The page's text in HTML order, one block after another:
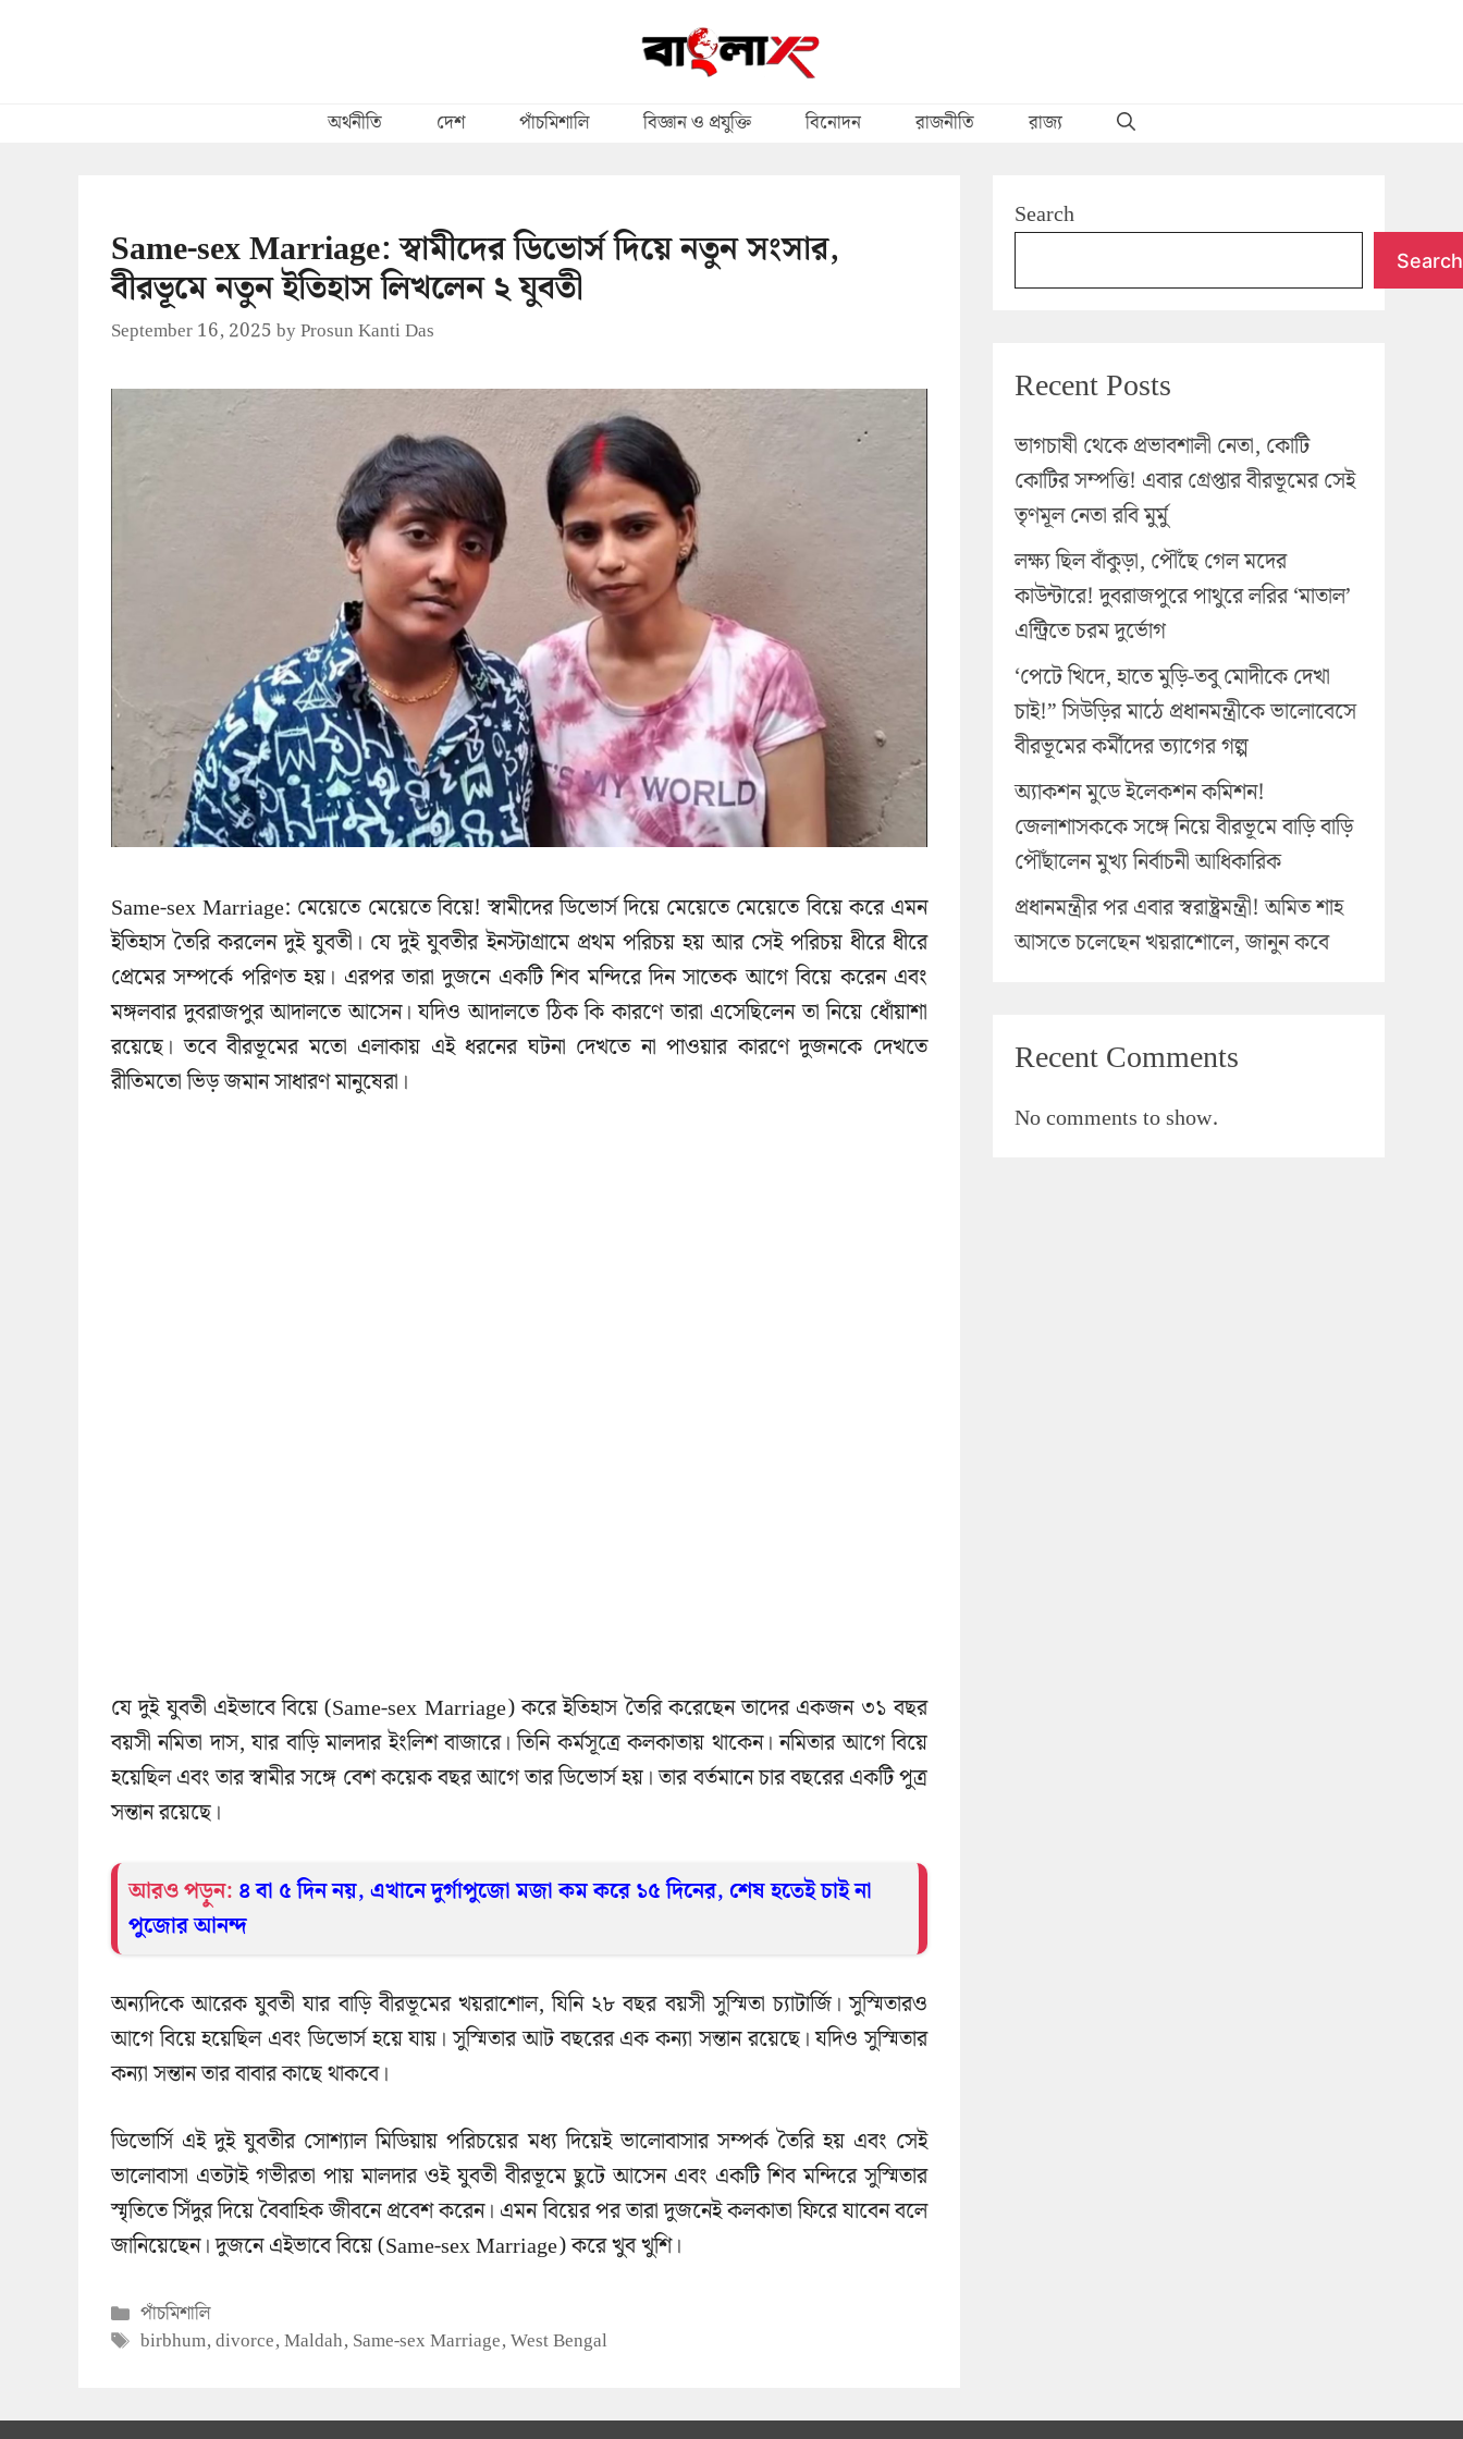
অর্থনীতি দেশ পাঁচমিশালি বিজ্ঞান ও প্রযুক্তি বিনোদন রাজনীতি রাজ্য
Same-sex Marriage: স্বামীদের ডিভোর্স দিয়ে নতুন সংসার,
বীরভূমে নতুন ইতিহাস লিখলেন ২ যুবতী
September 16, 2025byProsun Kanti Das
Same-sex Marriage: মেয়েতে মেয়েতে বিয়ে! স্বামীদের ডিভোর্স দিয়ে মেয়েতে মেয়েতে বিয়ে করে এমন
ইতিহাস তৈরি করলেন দুই যুবতী। যে দুই যুবতীর ইনস্টাগ্রামে প্রথম পরিচয় হয় আর সেই পরিচয় ধীরে ধীরে
প্রেমের সম্পর্কে পরিণত হয়। এরপর তারা দুজনে একটি শিব মন্দিরে দিন সাতেক আগে বিয়ে করেন এবং
মঙ্গলবার দুবরাজপুর আদালতে আসেন। যদিও আদালতে ঠিক কি কারণে তারা এসেছিলেন তা নিয়ে ধোঁয়াশা
রয়েছে। তবে বীরভূমের মতো এলাকায় এই ধরনের ঘটনা দেখতে না পাওয়ার কারণে দুজনকে দেখতে
রীতিমতো ভিড় জমান সাধারণ মানুষেরা।
যে দুই যুবতী এইভাবে বিয়ে (Same-sex Marriage) করে ইতিহাস তৈরি করেছেন তাদের একজন ৩১ বছর
বয়সী নমিতা দাস, যার বাড়ি মালদার ইংলিশ বাজারে। তিনি কর্মসূত্রে কলকাতায় থাকেন। নমিতার আগে বিয়ে
হয়েছিল এবং তার স্বামীর সঙ্গে বেশ কয়েক বছর আগে তার ডিভোর্স হয়। তার বর্তমানে চার বছরের একটি পুত্র
সন্তান রয়েছে।
আরও পড়ুন: ৪ বা ৫ দিন নয়, এখানে দুর্গাপুজো মজা কম করে ১৫ দিনের, শেষ হতেই চাই না
পুজোর আনন্দ
অন্যদিকে আরেক যুবতী যার বাড়ি বীরভূমের খয়রাশোল, যিনি ২৮ বছর বয়সী সুস্মিতা চ্যাটার্জি। সুস্মিতারও
আগে বিয়ে হয়েছিল এবং ডিভোর্স হয়ে যায়। সুস্মিতার আট বছরের এক কন্যা সন্তান রয়েছে। যদিও সুস্মিতার
কন্যা সন্তান তার বাবার কাছে থাকবে।
ডিভোর্সি এই দুই যুবতীর সোশ্যাল মিডিয়ায় পরিচয়ের মধ্য দিয়েই ভালোবাসার সম্পর্ক তৈরি হয় এবং সেই
ভালোবাসা এতটাই গভীরতা পায় মালদার ওই যুবতী বীরভূমে ছুটে আসেন এবং একটি শিব মন্দিরে সুস্মিতার
স্মৃতিতে সিঁদুর দিয়ে বৈবাহিক জীবনে প্রবেশ করেন। এমন বিয়ের পর তারা দুজনেই কলকাতা ফিরে যাবেন বলে
জানিয়েছেন। দুজনে এইভাবে বিয়ে (Same-sex Marriage) করে খুব খুশি।
Categories
পাঁচমিশালি
Tags
birbhum,divorce,Maldah,Same-sex Marriage,West Bengal
Search
Search
Recent Posts
ভাগচাষী থেকে প্রভাবশালী নেতা, কোটি
কোটির সম্পত্তি! এবার গ্রেপ্তার বীরভূমের সেই
তৃণমূল নেতা রবি মুর্মু
লক্ষ্য ছিল বাঁকুড়া, পৌঁছে গেল মদের
কাউন্টারে! দুবরাজপুরে পাথুরে লরির ‘মাতাল’
এন্ট্রিতে চরম দুর্ভোগ
‘পেটে খিদে, হাতে মুড়ি-তবু মোদীকে দেখা
চাই!” সিউড়ির মাঠে প্রধানমন্ত্রীকে ভালোবেসে
বীরভূমের কর্মীদের ত্যাগের গল্প
অ্যাকশন মুডে ইলেকশন কমিশন!
জেলাশাসককে সঙ্গে নিয়ে বীরভূমে বাড়ি বাড়ি
পৌঁছালেন মুখ্য নির্বাচনী আধিকারিক
প্রধানমন্ত্রীর পর এবার স্বরাষ্ট্রমন্ত্রী! অমিত শাহ
আসতে চলেছেন খয়রাশোলে, জানুন কবে
Recent Comments
No comments to show.